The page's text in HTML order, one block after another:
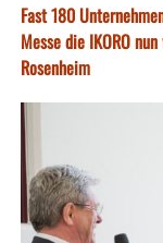
Fast 180
Messe die IKORO
Rosenheim